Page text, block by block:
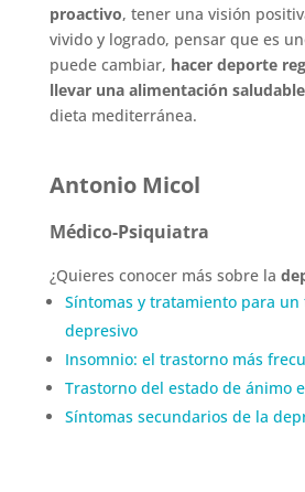
proactivo, tener una visión
vivido y logrado, pensar que es
puede cambiar, hacer deporte
llevar una alimentación saludable
dieta mediterránea.
Antonio Micol
Médico-Psiquiatra
¿Quieres conocer más sobre la
Síntomas y tratamiento para
depresivo
Insomnio: el trastorno más
Trastorno del estado de ánimo
Síntomas secundarios de la